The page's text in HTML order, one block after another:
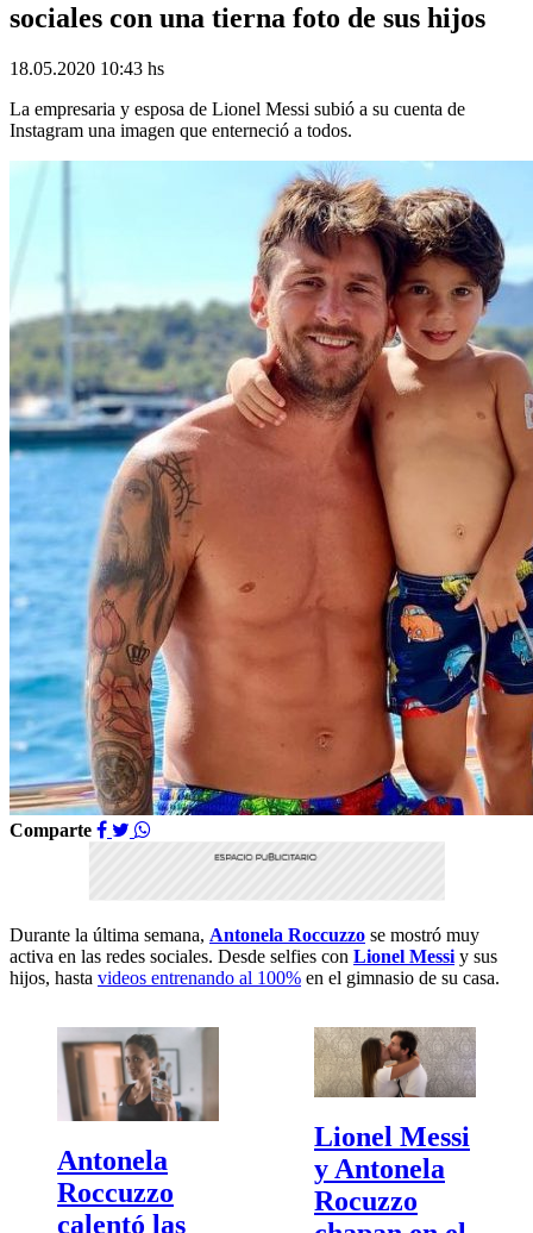
sociales con una tierna foto de sus hijos
18.05.2020 10:43 hs
La empresaria y esposa de Lionel Messi subió a su cuenta de
Instagram una imagen que enterneció a todos.
Comparte
Durante la última semana, Antonela Roccuzzo se mostró muy
activa en las redes sociales. Desde selfies con Lionel Messi y sus
hijos, hasta videos entrenando al 100% en el gimnasio de su casa.
Antonela
Roccuzzo
calentó las
Lionel Messi
y Antonela
Rocuzzo